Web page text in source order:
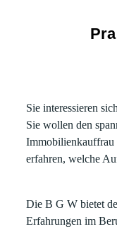
Sie interessieren
Sie wollen den
Immobilienkauffrau
erfahren, welche
Die B G W bietet
Erfahrungen im